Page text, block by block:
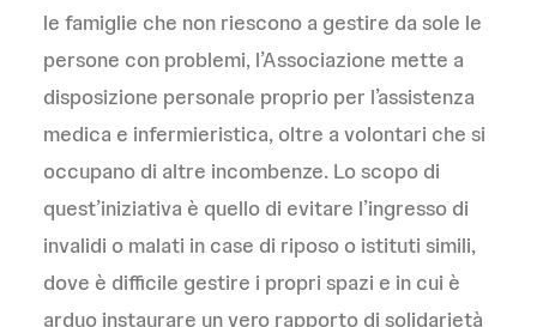
le famiglie che non riescono a gestire da sole le
persone con problemi, l’Associazione mette a
disposizione personale proprio per l’assistenza
medica e infermieristica, oltre a volontari che si
occupano di altre incombenze. Lo scopo di
quest’iniziativa è quello di evitare l’ingresso di
invalidi o malati in case di riposo o istituti simili,
dove è difficile gestire i propri spazi e in cui è
arduo instaurare un vero rapporto di solidarietà